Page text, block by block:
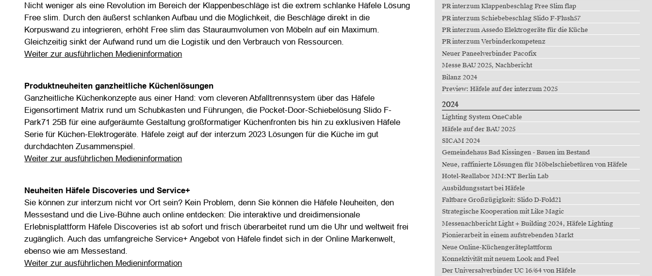
Nicht weniger als eine Revolution im Bereich der Klappenbeschläge ist die extrem schlanke Häfele Lösung
Free slim. Durch den äußerst schlanken Aufbau und die Möglichkeit, die Beschläge direkt in die
Korpuswand zu integrieren, erhöht Free slim das Stauraumvolumen von Möbeln auf ein Maximum.
Gleichzeitig sinkt der Aufwand rund um die Logistik und den Verbrauch von Ressourcen.
Weiter zur ausführlichen Medieninformation
Produktneuheiten ganzheitliche Küchenlösungen
Ganzheitliche Küchenkonzepte aus einer Hand: vom cleveren Abfalltrennsystem über das Häfele
Eigensortiment Matrix rund um Schubkasten und Führungen, die Pocket-Door-Schiebelösung Slido F-
Park71 25B für eine aufgeräumte Gestaltung großformatiger Küchenfronten bis hin zu exklusiven Häfele
Serie für Küchen-Elektrogeräte. Häfele zeigt auf der interzum 2023 Lösungen für die Küche im gut
durchdachten Zusammenspiel.
Weiter zur ausführlichen Medieninformation
Neuheiten Häfele Discoveries und Service+
Sie können zur interzum nicht vor Ort sein? Kein Problem, denn Sie können die Häfele Neuheiten, den
Messestand und die Live-Bühne auch online entdecken: Die interaktive und dreidimensionale
Erlebnisplattform Häfele Discoveries ist ab sofort und frisch überarbeitet rund um die Uhr und weltweit frei
zugänglich. Auch das umfangreiche Service+ Angebot von Häfele findet sich in der Online Markenwelt,
ebenso wie am Messestand.
Weiter zur ausführlichen Medieninformation
PR interzum Klappenbeschlag Free Slim flap
PR interzum Schiebebeschlag Slido F-Flush57
PR interzum Assedo Elektrogeräte für die Küche
PR interzum Verbinderkompetenz
Neuer Paneelverbinder Pacofix
Messe BAU 2025, Nachbericht
Bilanz 2024
Preview: Häfele auf der interzum 2025
2024
Lighting System OneCable
Häfele auf der BAU 2025
SICAM 2024
Gemeindehaus Bad Kissingen - Bauen im Bestand
Neue, raffinierte Lösungen für Möbelschiebetüren von Häfele
Hotel-Reallabor MM:NT Berlin Lab
Ausbildungsstart bei Häfele
Faltbare Großzügigkeit: Slido D-Fold21
Strategische Kooperation mit Like Magic
Messenachbericht Light + Building 2024, Häfele Lighting
Pionierarbeit in einem aufstrebenden Markt
Neue Online-Küchengeräteplattform
Konnektivität mit neuem Look and Feel
Der Universalverbinder UC 16/64 von Häfele